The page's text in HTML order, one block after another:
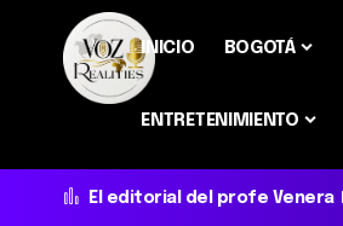
INICIO BOGOTÁ
ENTRETENIMIENTO
El editorial del profe Venera